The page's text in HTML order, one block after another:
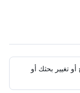
تغيير بحثك أو